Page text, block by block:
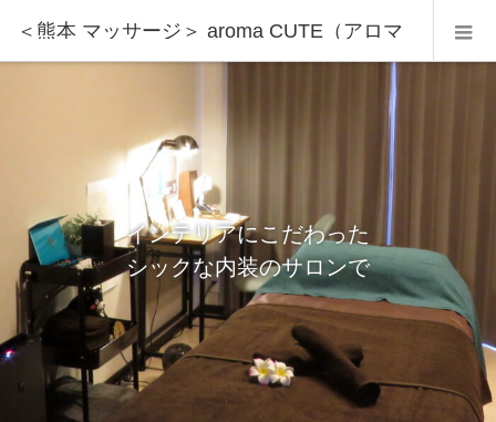
＜熊本 マッサージ＞ aroma CUTE（アロマ
インテリアにこだわった
シックな内装のサロンで
２０種類以上の精油から
必要なオイルをブレンド